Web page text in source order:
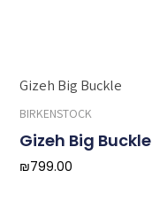
BIRKENSTOCK
Gizeh Big Buckle
₪799.00